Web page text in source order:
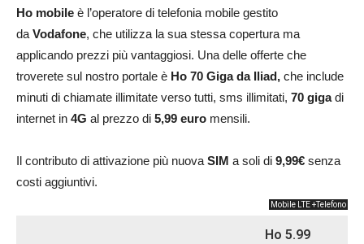
Ho mobile è l’operatore di telefonia mobile gestito
da Vodafone, che utilizza la sua stessa copertura ma
applicando prezzi più vantaggiosi. Una delle offerte che
troverete sul nostro portale è Ho 70 Giga da Iliad, che include
minuti di chiamate illimitate verso tutti, sms illimitati, 70 gigadi
internet in 4G al prezzo di 5,99 euro mensili.
Il contributo di attivazione più nuova SIM a soli di 9,99€ senza
costi aggiuntivi.
Mobile LTE +Telefono
Ho 5.99